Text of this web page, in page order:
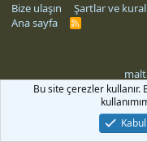
Bize ulaşın Şartlar ve
Ana sayfa
R
Bu site çerezler
Kabul